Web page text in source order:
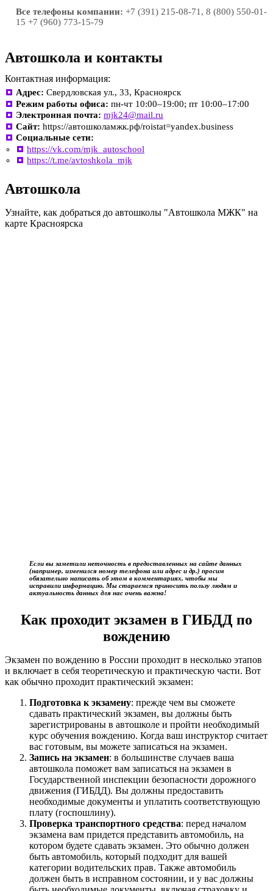
Все телефоны компании: +7 (391) 215-08-71, 8 (800) 550-01-
15 +7 (960) 773-15-79
Автошкола и контакты
Контактная информация:
Адрес: Свердловская ул., 33, Красноярск
Режим работы офиса: пн-чт 10:00–19:00; пт 10:00–17:00
Электронная почта: mjk24@mail.ru
Сайт: https://автошколамжк.рф/roistat=yandex.business
Социальные сети:
https://vk.com/mjk_autoschool
https://t.me/avtoshkola_mjk
Автошкола
Узнайте, как добраться до автошколы "Автошкола МЖК" на
карте Красноярска
Если вы заметили неточность в предоставленных на сайте данных
(например, изменился номер телефона или адрес и др.) просим
обязательно написать об этом в комментариях, чтобы мы
исправили информацию. Мы стараемся приносить пользу людям и
актуальность данных для нас очень важна!
Как проходит экзамен в ГИБДД по
вождению
Экзамен по вождению в России проходит в несколько этапов
и включает в себя теоретическую и практическую части. Вот
как обычно проходит практический экзамен:
Подготовка к экзамену: прежде чем вы сможете
сдавать практический экзамен, вы должны быть
зарегистрированы в автошколе и пройти необходимый
курс обучения вождению. Когда ваш инструктор считает
вас готовым, вы можете записаться на экзамен.
Запись на экзамен: в большинстве случаев ваша
автошкола поможет вам записаться на экзамен в
Государственной инспекции безопасности дорожного
движения (ГИБДД). Вы должны предоставить
необходимые документы и уплатить соответствующую
плату (госпошлину).
Проверка транспортного средства: перед началом
экзамена вам придется представить автомобиль, на
котором будете сдавать экзамен. Это обычно должен
быть автомобиль, который подходит для вашей
категории водительских прав. Также автомобиль
должен быть в исправном состоянии, и у вас должны